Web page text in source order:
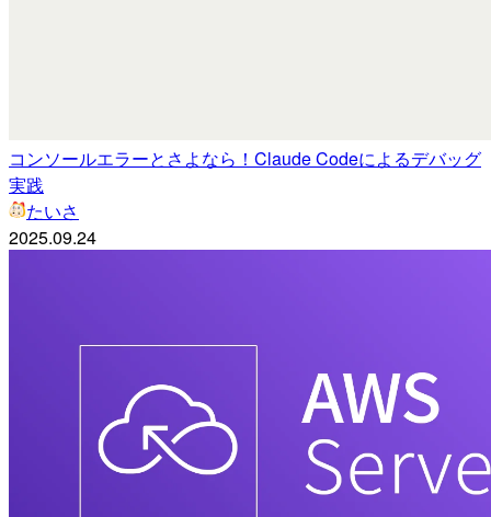
コンソールエラーとさよなら！Claude Codeによるデバッグ
実践
たいさ
2025.09.24